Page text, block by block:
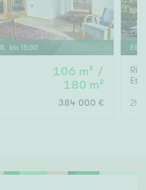
8. klo 15:30
106 m² /
180 m²
384 000 € 2h,